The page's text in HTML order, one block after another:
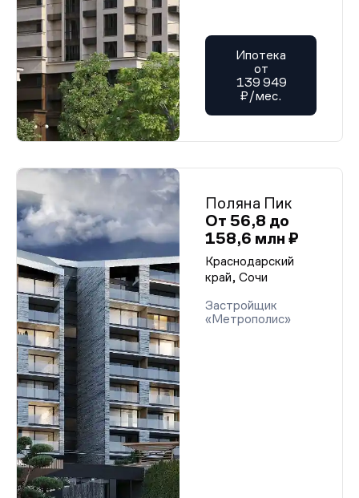
Ипотека
от
139 949
₽/мес.
Поляна Пик
От 56,8 до
158,6 млн ₽
Краснодарский
край, Сочи
Застройщик
«Метрополис»